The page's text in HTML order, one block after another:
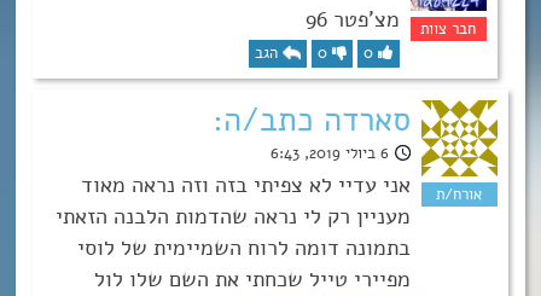
מצ’פטר 96
0
0 הגב
סארדה כתב/ה:
6 ביולי 2019, 6:43
אני עדיי לא צפיתי בזה וזה נראה מאוד
מעניין רק לי נראה שהדמות הלבנה הזאתי
בתמונה דומה לרוח השמיימית של לוסי
מפיירי טייל שכחתי את השם שלו לול